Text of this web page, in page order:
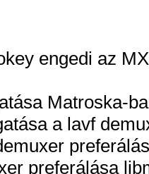
engedi az
Matroska-
a lavf
preferálása